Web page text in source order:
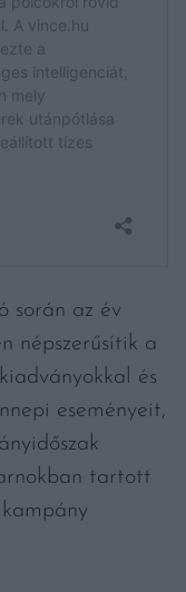
során az év
népszerűsítik a
és
eseményeit,
tartott